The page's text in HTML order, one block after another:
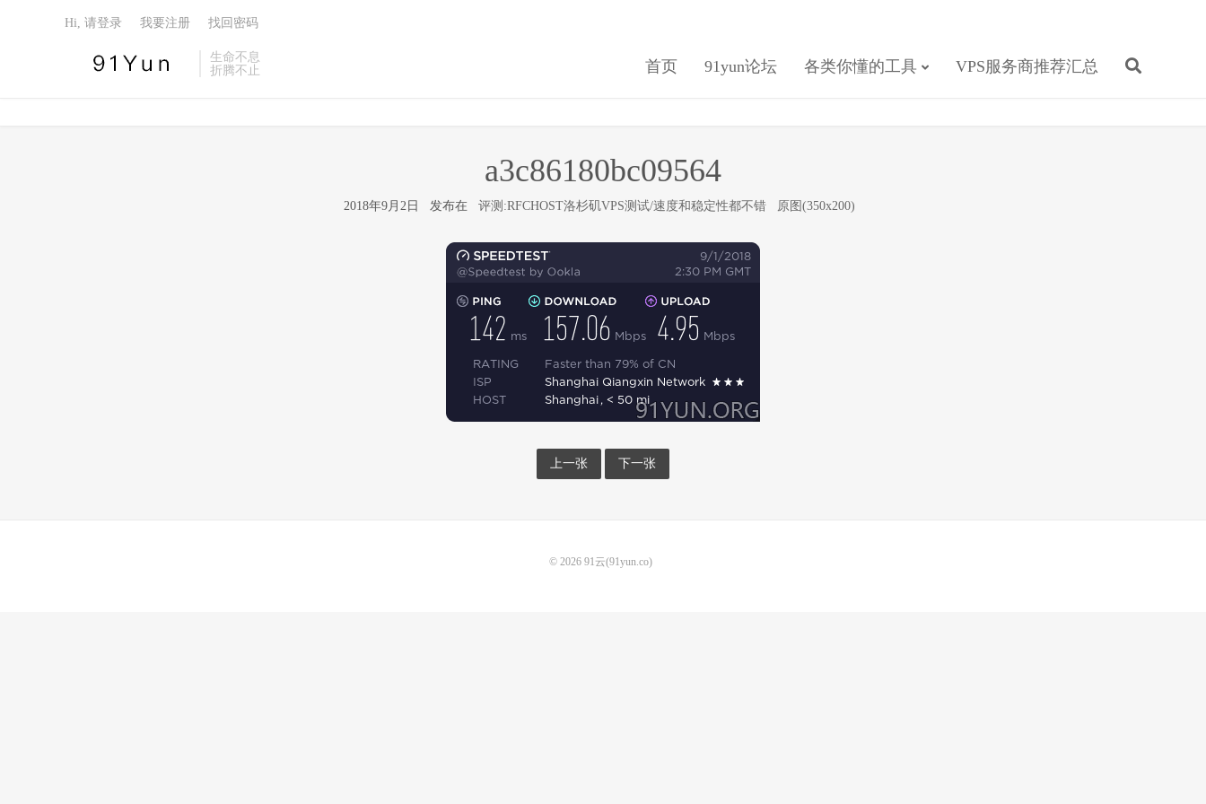
生命不息
折腾不止
首页 91yun论坛 各类你懂的工具 VPS服务商推荐汇总
Hi, 请登录 我要注册 找回密码
a3c86180bc09564
2018年9月2日 发布在 评测:RFCHOST洛杉矶VPS测试/速度和稳定性都不错 原图(350x200)
上一张 下一张
© 2026 91云(91yun.co)